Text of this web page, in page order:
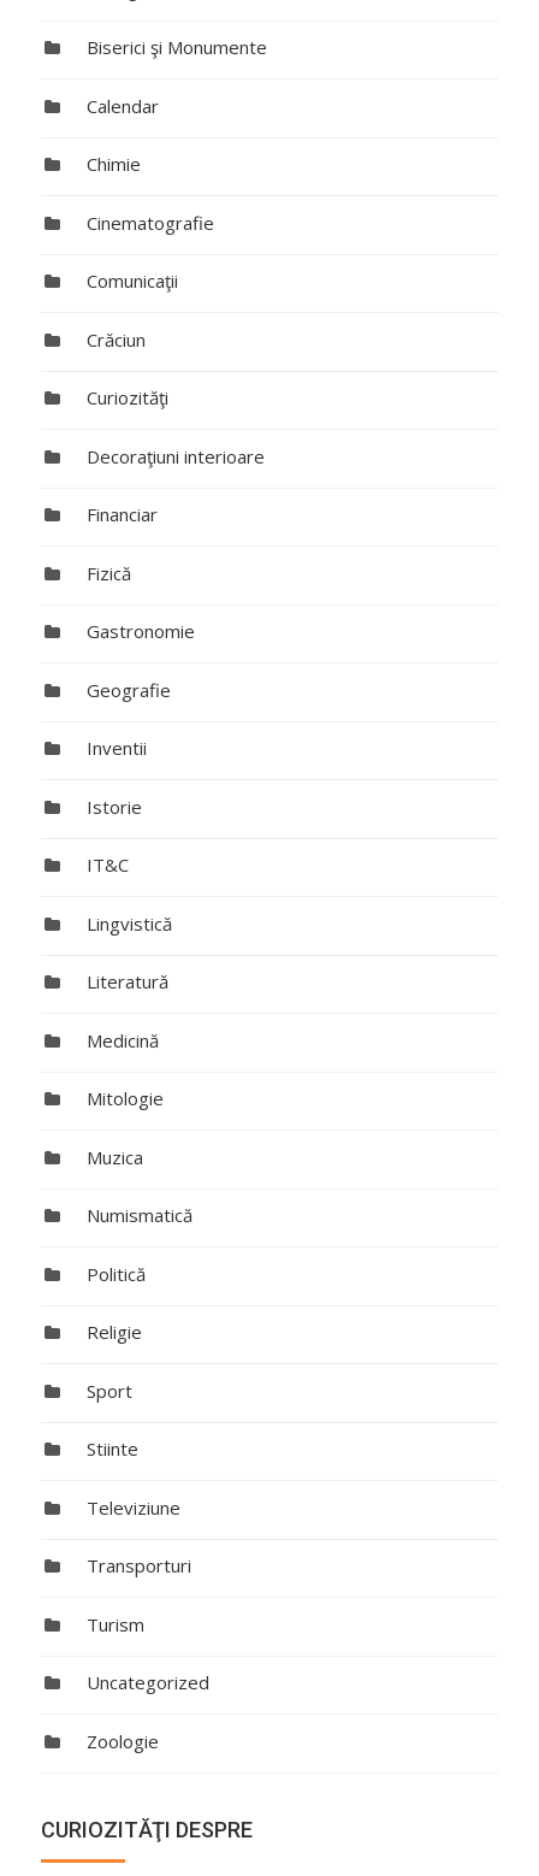
Biserici şi Monumente
Calendar
Chimie
Cinematografie
Comunicaţii
Crăciun
Curiozităţi
Decoraţiuni interioare
Financiar
Fizică
Gastronomie
Geografie
Inventii
Istorie
IT&C
Lingvistică
Literatură
Medicină
Mitologie
Muzica
Numismatică
Politică
Religie
Sport
Stiinte
Televiziune
Transporturi
Turism
Uncategorized
Zoologie
CURIOZITĂŢI DESPRE